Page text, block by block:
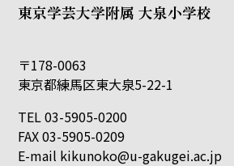
東京学芸大学附属 大泉小学校
〒178-0063
東京都練馬区東大泉5-22-1
TEL 03-5905-0200
FAX 03-5905-0209
E-mail kikunoko@u-gakugei.ac.jp